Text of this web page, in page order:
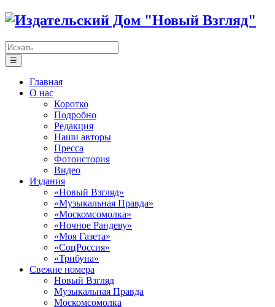
☰
Главная
О нас
Коротко
Подробно
Редакция
Наши авторы
Пресса
Фотоистория
Видео
Издания
«Новый Взгляд»
«Музыкальная Правда»
«Москомсомолка»
«Ночное Рандеву»
«Моя Газета»
«СоцРоссия»
«Трибуна»
Свежие номера
Новый Взгляд
Музыкальная Правда
Москомсомолка